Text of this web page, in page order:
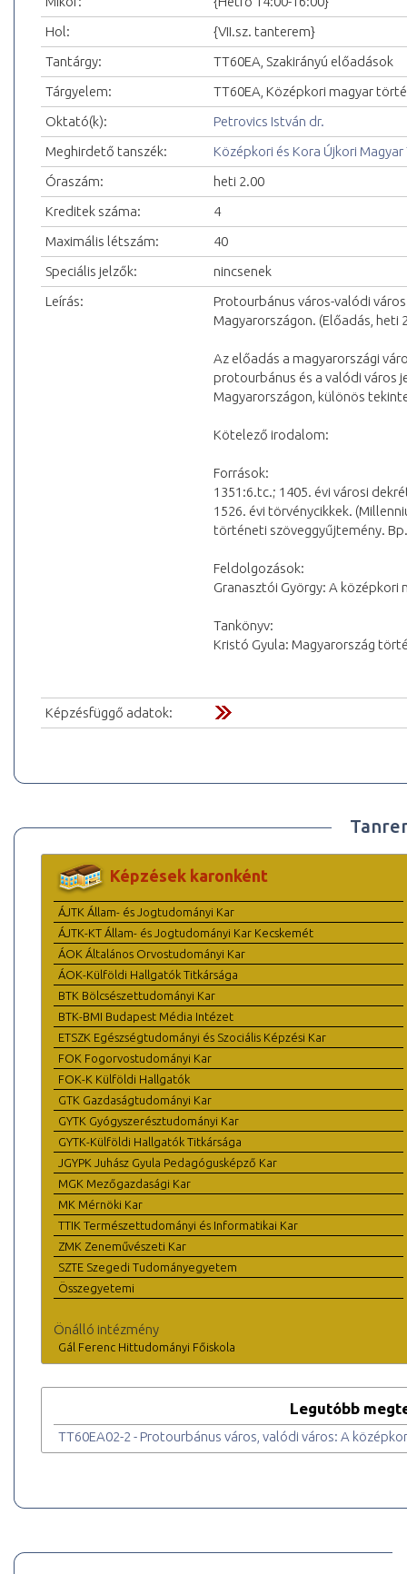
Hol:
{VII.sz. tanterem}
Tantárgy:
TT60EA, Szakirányú előadások
Tárgyelem:
TT60EA, Középkori magyar
Oktató(k):
Petrovics István dr.
Meghirdető tanszék:
Középkori és Kora Újkori
Óraszám:
heti 2.00
Kreditek száma:
4
Maximális létszám:
40
Speciális jelzők:
nincsenek
Leírás:
Protourbánus város-valódi
Magyarországon. (Előadás, heti
Az előadás a magyarországi
protourbánus és a valódi város
Magyarországon, különös
Kötelező irodalom:
Források:
1351:6.tc.; 1405. évi városi
1526. évi törvénycikkek.
történeti szöveggyűjtemény.
Feldolgozások:
Granasztói György: A középkori
Tankönyv:
Kristó Gyula: Magyarország
Képzésfüggő adatok:
Képzések karonként
ÁJTK Állam- és Jogtudományi Kar
ÁJTK-KT Állam- és Jogtudományi Kar Kecskemét
ÁOK Általános Orvostudományi Kar
ÁOK-Külföldi Hallgatók Titkársága
BTK Bölcsészettudományi Kar
BTK-BMI Budapest Média Intézet
ETSZK Egészségtudományi és Szociális Képzési Kar
FOK Fogorvostudományi Kar
FOK-K Külföldi Hallgatók
GTK Gazdaságtudományi Kar
GYTK Gyógyszerésztudományi Kar
GYTK-Külföldi Hallgatók Titkársága
JGYPK Juhász Gyula Pedagógusképző Kar
MGK Mezőgazdasági Kar
MK Mérnöki Kar
TTIK Természettudományi és Informatikai Kar
ZMK Zeneművészeti Kar
SZTE Szegedi Tudományegyetem
Összegyetemi
Önálló intézmény
Gál Ferenc Hittudományi Főiskola
Legutóbb
TT60EA02-2 - Protourbánus város, valódi város: A